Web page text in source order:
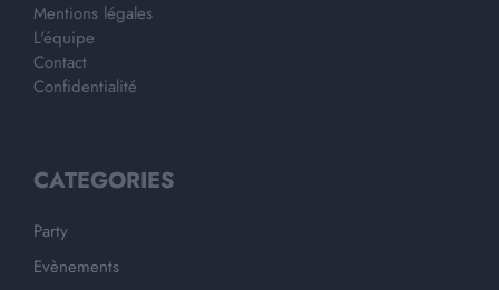
Mentions légales
L'équipe
Contact
Confidentialité
CATEGORIES
Party
Evènements